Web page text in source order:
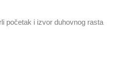
početak i izvor duhovnog rasta